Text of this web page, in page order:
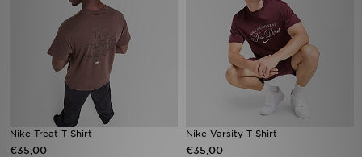
Nike Treat T-Shirt
€35,00
Nike Varsity T-Shirt
€35,00